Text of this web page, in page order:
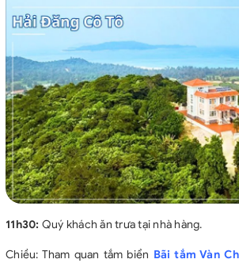
11h30: Quý khách ăn trưa tại nhà hàng.
Chiều: Tham quan tắm biển Bãi tắm Vàn